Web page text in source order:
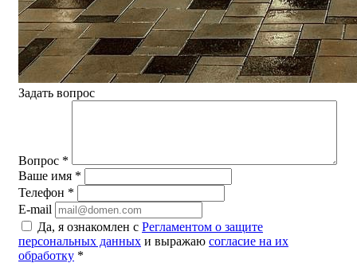
Задать вопрос
Вопрос *
Ваше имя *
Телефон *
E-mail
Да, я ознакомлен с Регламентом о защите
персональных данных и выражаю согласие на их
обработку *